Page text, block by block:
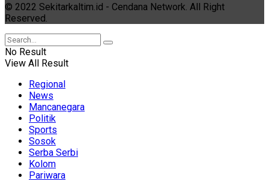
© 2022 Sekitarkaltim.id - Cendana Network. All Right
Reserved.
No Result
View All Result
Regional
News
Mancanegara
Politik
Sports
Sosok
Serba Serbi
Kolom
Pariwara